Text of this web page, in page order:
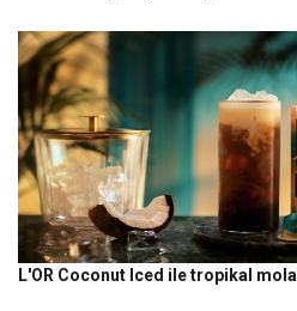
L'OR Coconut Iced ile tropikal mola